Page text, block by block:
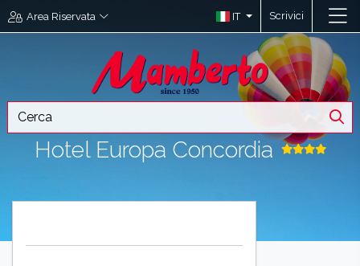
Area Riservata IT Scrivici
Hotel Europa Concordia